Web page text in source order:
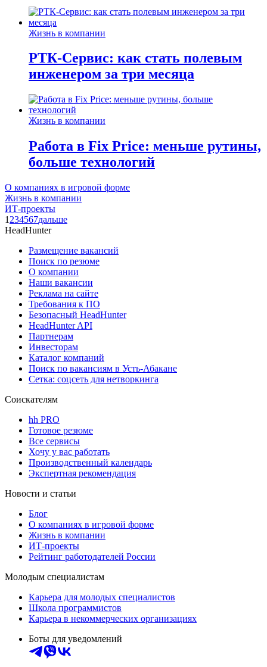
Жизнь в компании
РТК-Сервис: как стать полевым
инженером за три месяца
Жизнь в компании
Работа в Fix Price: меньше рутины,
больше технологий
О компаниях в игровой форме
Жизнь в компании
ИТ-проекты
1 234567дальше
HeadHunter
Размещение вакансий
Поиск по резюме
О компании
Наши вакансии
Реклама на сайте
Требования к ПО
Безопасный HeadHunter
HeadHunter API
Партнерам
Инвесторам
Каталог компаний
Поиск по вакансиям в Усть-Абакане
Сетка: соцсеть для нетворкинга
Соискателям
hh PRO
Готовое резюме
Все сервисы
Хочу у вас работать
Производственный календарь
Экспертная рекомендация
Новости и статьи
Блог
О компаниях в игровой форме
Жизнь в компании
ИТ-проекты
Рейтинг работодателей России
Молодым специалистам
Карьера для молодых специалистов
Школа программистов
Карьера в некоммерческих организациях
Боты для уведомлений